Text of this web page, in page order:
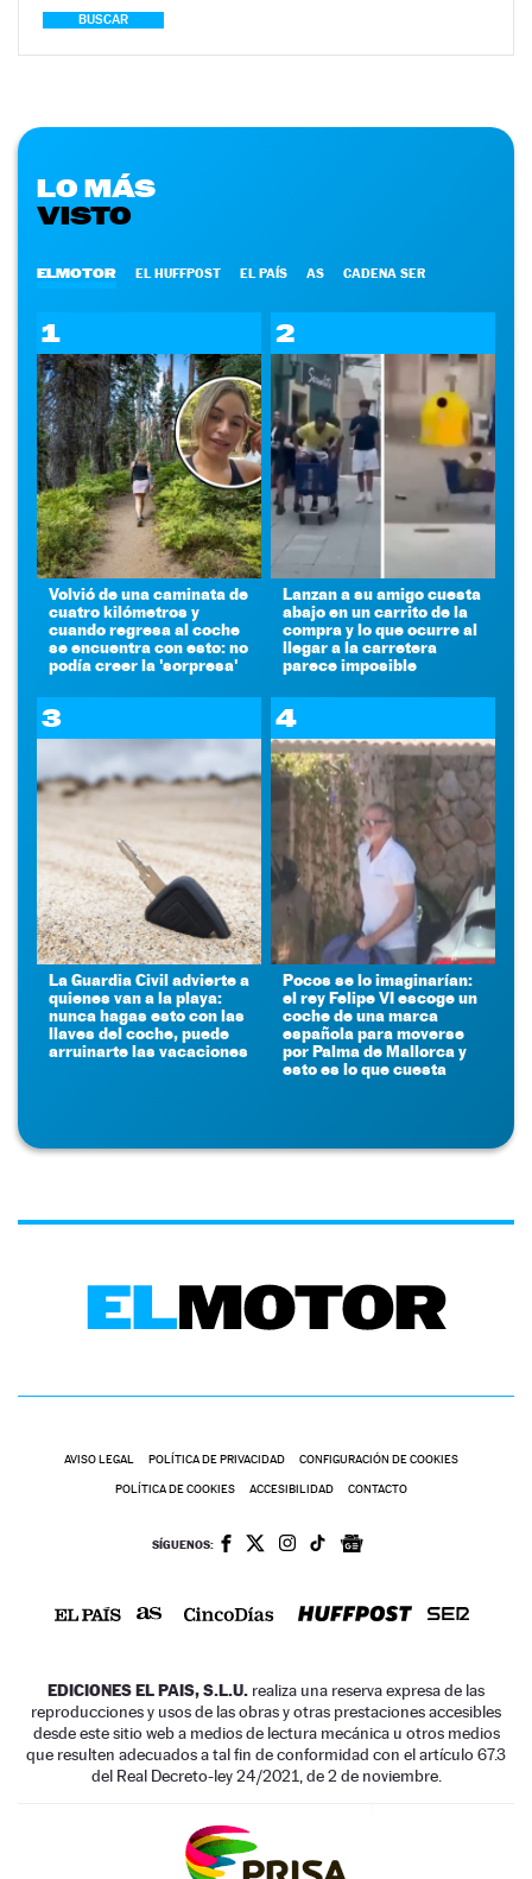
BUSCAR
LO MÁS
VISTO
ELMOTOR EL HUFFPOST EL PAÍS AS CADENA SER
1
Volvió de una caminata de
cuatro kilómetros y
cuando regresa al coche
se encuentra con esto: no
podía creer la 'sorpresa'
2
Lanzan a su amigo cuesta
abajo en un carrito de la
compra y lo que ocurre al
llegar a la carretera
parece imposible
3
La Guardia Civil advierte a
quienes van a la playa:
nunca hagas esto con las
llaves del coche, puede
arruinarte las vacaciones
4
Pocos se lo imaginarían:
el rey Felipe VI escoge un
coche de una marca
española para moverse
por Palma de Mallorca y
esto es lo que cuesta
AVISO LEGAL POLÍTICA DE PRIVACIDAD CONFIGURACIÓN DE COOKIES
POLÍTICA DE COOKIES ACCESIBILIDAD CONTACTO
SÍGUENOS:
EDICIONES EL PAIS, S.L.U. realiza una reserva expresa de las
reproducciones y usos de las obras y otras prestaciones accesibles
desde este sitio web a medios de lectura mecánica u otros medios
que resulten adecuados a tal fin de conformidad con el artículo 67.3
del Real Decreto-ley 24/2021, de 2 de noviembre.